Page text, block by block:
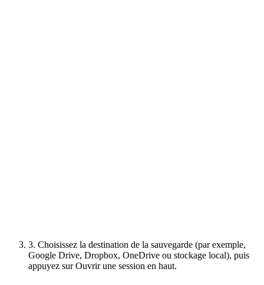
3. Choisissez la destination de la sauvegarde (par exemple,
Google Drive, Dropbox, OneDrive ou stockage local), puis
appuyez sur Ouvrir une session en haut.